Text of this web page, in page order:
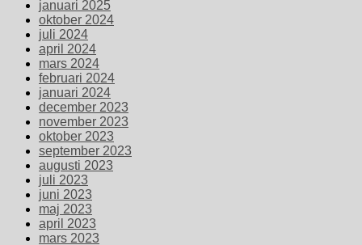
januari 2025
oktober 2024
juli 2024
april 2024
mars 2024
februari 2024
januari 2024
december 2023
november 2023
oktober 2023
september 2023
augusti 2023
juli 2023
juni 2023
maj 2023
april 2023
mars 2023